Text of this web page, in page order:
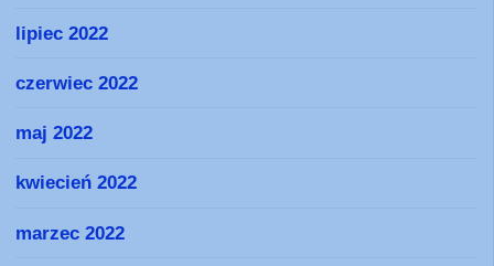
lipiec 2022
czerwiec 2022
maj 2022
kwiecień 2022
marzec 2022